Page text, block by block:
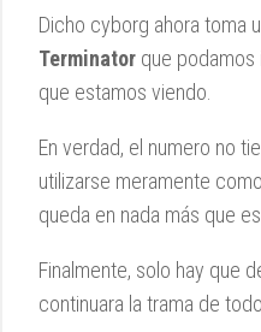
Dicho cyborg ahora toma
Terminator que podamos
que estamos viendo.
En verdad, el numero no
utilizarse meramente
queda en nada más que
Finalmente, solo hay que
continuara la trama de